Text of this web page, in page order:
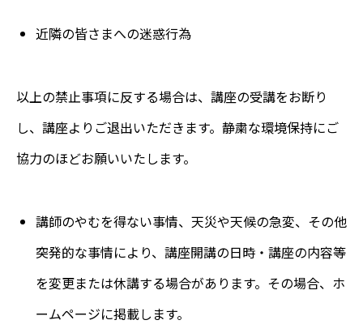
近隣の皆さまへの迷惑行為
以上の禁止事項に反する場合は、講座の受講をお断り
し、講座よりご退出いただきます。静粛な環境保持にご
協力のほどお願いいたします。
講師のやむを得ない事情、天災や天候の急変、その他
突発的な事情により、講座開講の日時・講座の内容等
を変更または休講する場合があります。その場合、ホ
ームページに掲載します。